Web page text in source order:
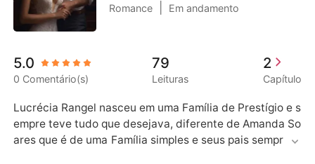
Sair
Baixar App
Contos
Bilionários
Contos Curtos
Romance Em andamento
5.0
0 Comentário(s)
79
Leituras
2
Capítulo
Lucrécia Rangel nasceu em uma Família de Prestígio e s
empre teve tudo que desejava, diferente de Amanda So
ares que é de uma Família simples e seus pais sempre tr